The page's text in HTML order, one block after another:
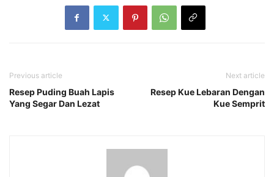
Previous article
Resep Puding Buah Lapis
Yang Segar Dan Lezat
Next article
Resep Kue Lebaran Dengan
Kue Semprit